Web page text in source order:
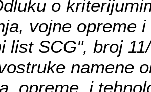
o
vojne opreme
list SCG", broj
namene
opreme, i